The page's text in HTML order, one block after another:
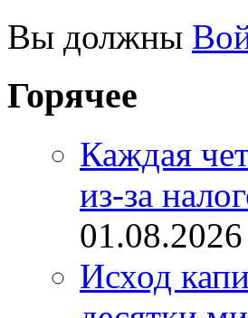
Вы должны
Горячее
Каждая
из-за
Исход